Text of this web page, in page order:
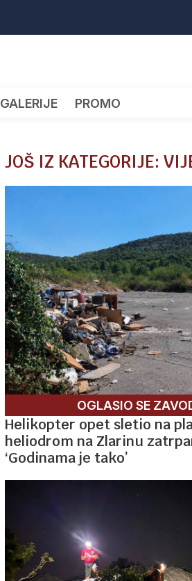
GALERIJE PROMO
JOŠ IZ KATEGORIJE:
OGLASIO SE
Helikopter opet sletio na
heliodrom na Zlarinu
‘Godinama je tako’